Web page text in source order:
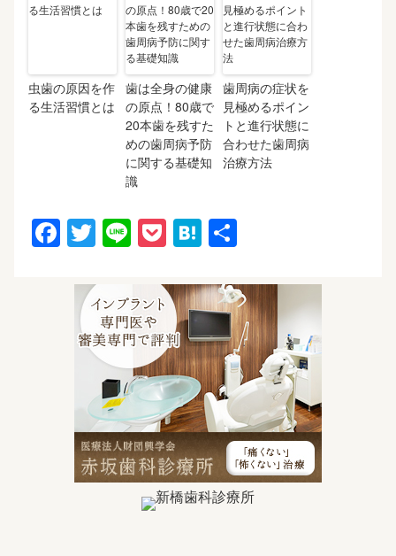
虫歯の原因を作
る生活習慣とは
歯は全身の健康
の原点！80歳で
20本歯を残すた
めの歯周病予防
に関する基礎知
識
歯周病の症状を
見極めるポイン
トと進行状態に
合わせた歯周病
治療方法
F
a
T
wi
tt
er
Li
n
e
P
o
ck
et
H
at
e
n
a